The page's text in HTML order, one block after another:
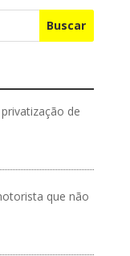
Buscar
de
que não